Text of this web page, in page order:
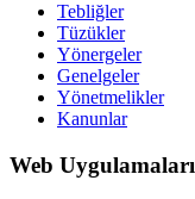
Tebliğler
Tüzükler
Yönergeler
Genelgeler
Yönetmelikler
Kanunlar
Web Uygulamaları